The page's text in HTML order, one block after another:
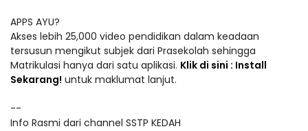
APPS AYU?
Akses lebih 25,000 video pendidikan dalam keadaan
tersusun mengikut subjek dari Prasekolah sehingga
Matrikulasi hanya dari satu aplikasi. Klik di sini : Install
Sekarang! untuk maklumat lanjut.
--
Info Rasmi dari channel SSTP KEDAH